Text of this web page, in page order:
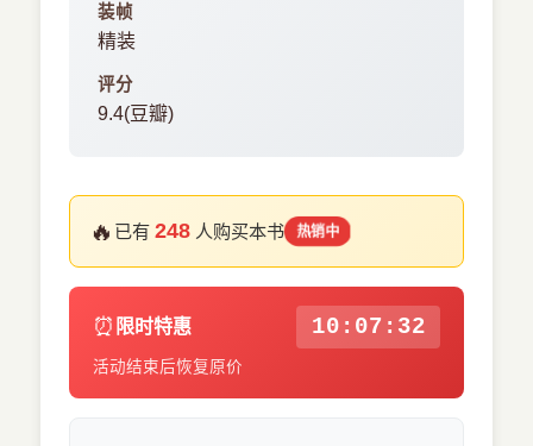
装帧
精装
评分
9.4(豆瓣)
🔥 已有248 人购买本书 热销中
⏰ 限时特惠 10:07:31
活动结束后恢复原价